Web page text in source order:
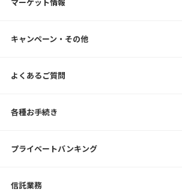
マーケット情報
キャンペーン・その他
よくあるご質問
各種お手続き
プライベートバンキング
信託業務